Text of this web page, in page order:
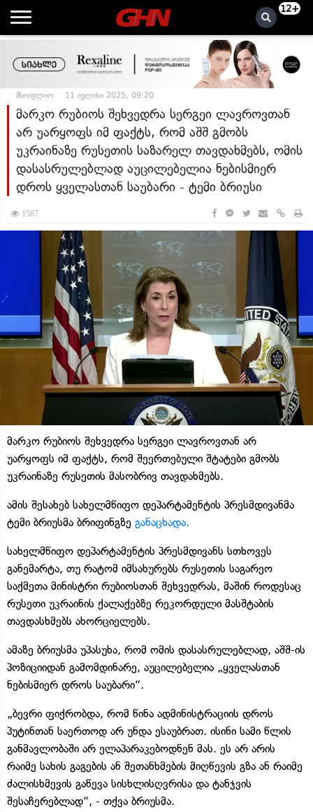
12+
მსოფლიო 11 ივლისი 2025, 09:20
მარკო რუბიოს შეხვედრა სერგეი ლავროვთან
არ უარყოფს იმ ფაქტს, რომ აშშ გმობს
უკრაინაზე რუსეთის საზარელ თავდახმებს, ომის
დასასრულებლად აუცილებელია ნებისმიერ
დროს ყველასთან საუბარი - ტემი ბრიუსი
1587
მარკო რუბიოს შეხვედრა სერგეი ლავროვთან არ
უარყოფს იმ ფაქტს, რომ შეერთებული შტატები გმობს
უკრაინაზე რუსეთის მასობრივ თავდახმებს.
ამის შესახებ სახელმწიფო დეპარტამენტის პრესმდივანმა
ტემი ბრიუსმა ბრიფინგზე განაცხადა.
სახელმწიფო დეპარტამენტის პრესმდივანს სთხოვეს
განემარტა, თუ რატომ იმსახურებს რუსეთის საგარეო
საქმეთა მინისტრი რუბიოსთან შეხვედრას, მაშინ როდესაც
რუსეთი უკრაინის ქალაქებზე რეკორდული მასშტაბის
თავდასხმებს ახორციელებს.
ამაზე ბრიუსმა უპასუხა, რომ ომის დასასრულებლად, აშშ-ის
პოზიციიდან გამომდინარე, აუცილებელია „ყველასთან
ნებისმიერ დროს საუბარი“.
„ბევრი ფიქრობდა, რომ წინა ადმინისტრაციის დროს
პუტინთან საერთოდ არ უნდა ესაუბრათ. ისინი სამი წლის
განმავლობაში არ ელაპარაკებოდნენ მას. ეს არ არის
რაიმე სახის გაგების ან შეთანხმების მიღწევის გზა ან რაიმე
ძალისხმევის გაწევა სისხლისღვრისა და ტანჯვის
შესაჩერებლად“, - თქვა ბრიუსმა.